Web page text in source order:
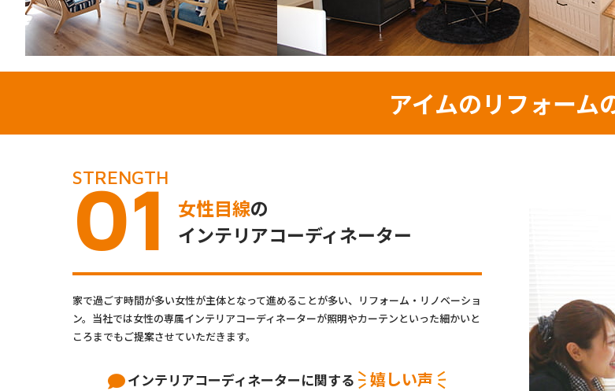
アイムのリフォーム
STRENGTH
01 女性目線の
インテリアコーディネーター
家で過ごす時間が多い女性が主体となって進めることが多い、リフォーム・リノベーショ
ン。当社では女性の専属インテリアコーディネーターが照明やカーテンといった細かいと
ころまでもご提案させていただきます。
インテリアコーディネーターに関する 嬉しい声